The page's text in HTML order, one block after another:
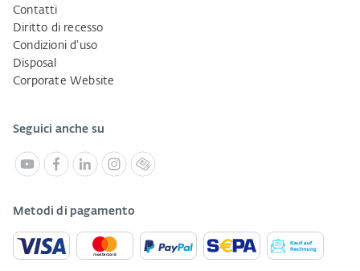
Contatti
Diritto di recesso
Condizioni d'uso
Disposal
Corporate Website
Seguici anche su
Metodi di pagamento